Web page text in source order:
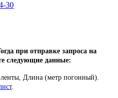
30
при отправке запроса на
следующие данные:
Длина (метр погонный).
.